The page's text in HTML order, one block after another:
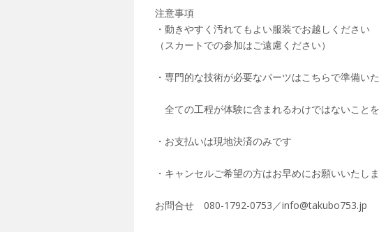
注意事項
・動きやすく汚れてもよい服装でお越しください
（スカートでの参加はご遠慮ください）
・専門的な技術が必要なパーツはこちらで準備い
全ての工程が体験に含まれるわけではないこと
・お支払いは現地決済のみです
・キャンセルご希望の方はお早めにお願いいたし
お問合せ 080-1792-0753／info@takubo753.jp